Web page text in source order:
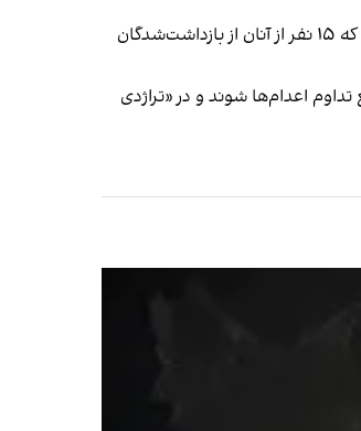
بررسی‌های ایران‌اینترنشنال نشان می‌دهد جمهوری اسلامی از ۲۷ اسفند ۱۴۰۴ تا پنجم خرداد سال جاری، دست‌کم ۳۹ زندانی سیاسی را اعدام کرده که ۱۵ نفر از آنان از بازداشت‌شدگان
تداوم اعدام‌ها شوند و در «تراژدی